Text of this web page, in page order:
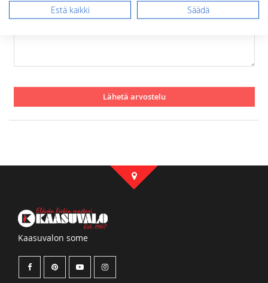
Lähetä arvostelu
Kaasuvalon some
Estä kaikki Säädä